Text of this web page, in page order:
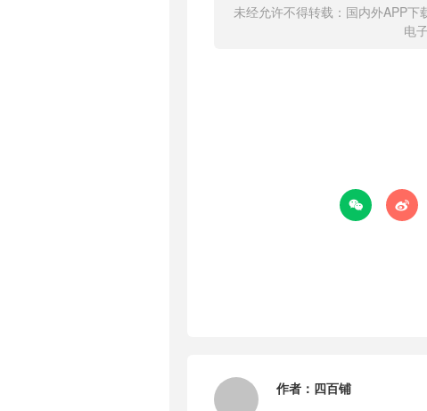
未经允许不得转载： 国内外APP下
电
 
作者： 四百铺